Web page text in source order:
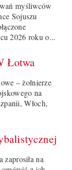
myśliwców
Sojuszu
2026 roku o...
Łotwa
– żołnierze
na
Włoch,
na